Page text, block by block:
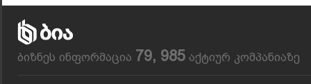
ბიზნეს ინფორმაცია 79, 985 აქტიურ კომპანიაზე